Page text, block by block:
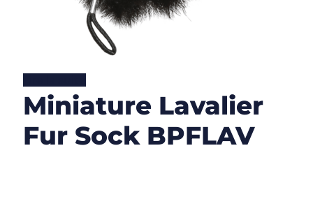
Miniature Lavalier
Fur Sock BPFLAV